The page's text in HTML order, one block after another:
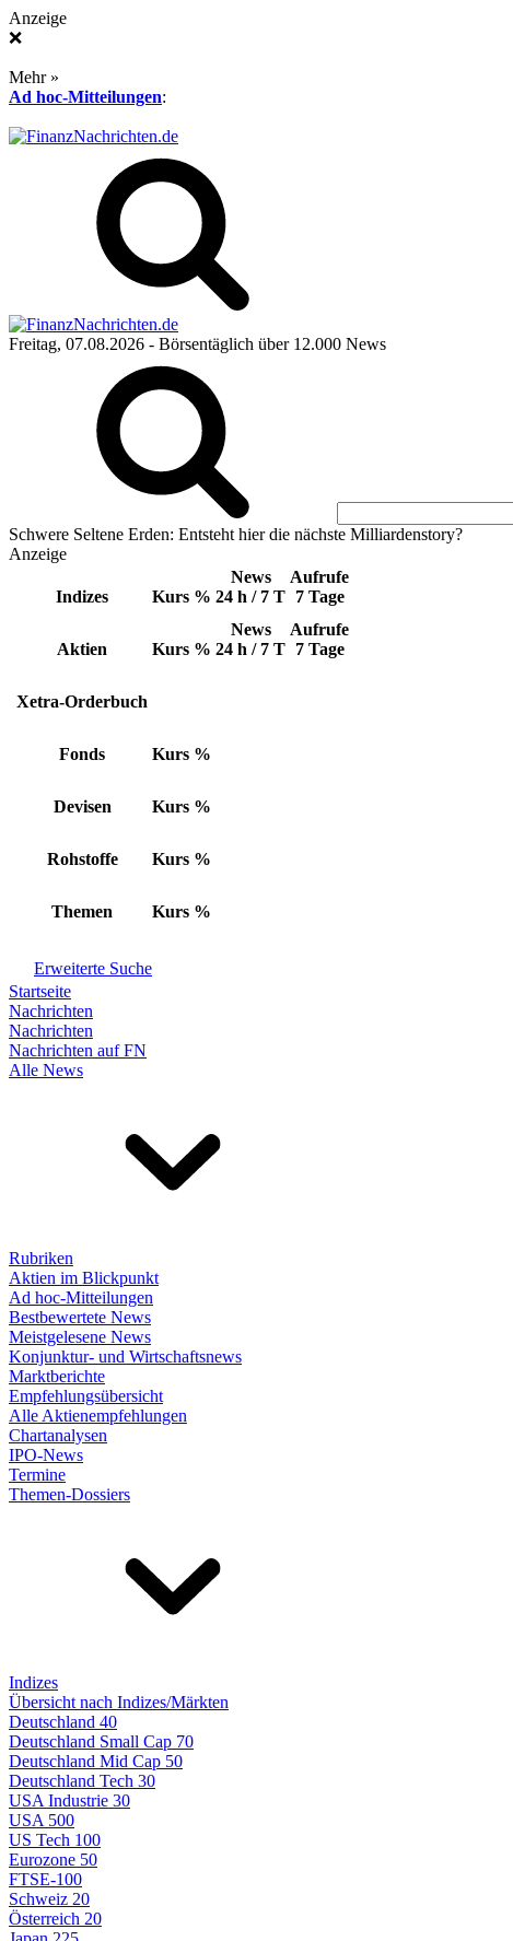
Anzeige
❌
Mehr »
Ad hoc-Mitteilungen:
Freitag, 07.08.2026 - Börsentäglich über 12.000 News
Schwere Seltene Erden: Entsteht hier die nächste Milliardenstory?
Anzeige
Indizes Kurs %
News
24 h / 7 T
Aufrufe
7 Tage
Aktien Kurs %
News
24 h / 7 T
Aufrufe
7 Tage
Xetra-Orderbuch
Fonds Kurs %
Devisen Kurs %
Rohstoffe Kurs %
Themen Kurs %
Erweiterte Suche
Startseite
Nachrichten
Nachrichten
Nachrichten auf FN
Alle News
Rubriken
Aktien im Blickpunkt
Ad hoc-Mitteilungen
Bestbewertete News
Meistgelesene News
Konjunktur- und Wirtschaftsnews
Marktberichte
Empfehlungsübersicht
Alle Aktienempfehlungen
Chartanalysen
IPO-News
Termine
Themen-Dossiers
Indizes
Übersicht nach Indizes/Märkten
Deutschland 40
Deutschland Small Cap 70
Deutschland Mid Cap 50
Deutschland Tech 30
USA Industrie 30
USA 500
US Tech 100
Eurozone 50
FTSE-100
Schweiz 20
Österreich 20